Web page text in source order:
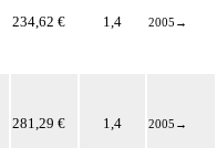
234,62 € 1,4 2005 →
281,29 € 1,4 2005 →